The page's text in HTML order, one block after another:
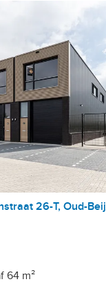
26-T, Oud-
64 m²